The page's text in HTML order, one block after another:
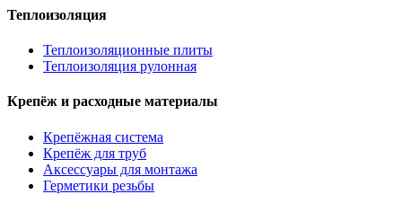
Теплоизоляция
Теплоизоляционные плиты
Теплоизоляция рулонная
Крепёж и расходные материалы
Крепёжная система
Крепёж для труб
Аксессуары для монтажа
Герметики резьбы